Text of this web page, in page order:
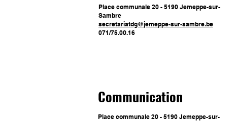
Place communale 20 - 5190 Jemeppe-sur-
Sambre
secretariatdg@jemeppe-sur-sambre.be
071/75.00.16
Communication
Place communale 20 - 5190 Jemeppe-sur-